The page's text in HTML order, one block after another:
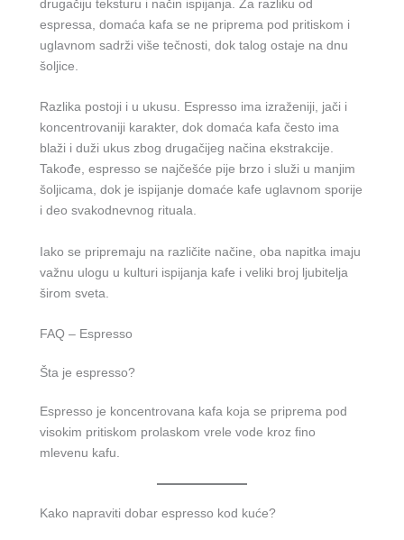
drugačiju teksturu i način ispijanja. Za razliku od
espressa, domaća kafa se ne priprema pod pritiskom i
uglavnom sadrži više tečnosti, dok talog ostaje na dnu
šoljice.
Razlika postoji i u ukusu. Espresso ima izraženiji, jači i
koncentrovaniji karakter, dok domaća kafa često ima
blaži i duži ukus zbog drugačijeg načina ekstrakcije.
Takođe, espresso se najčešće pije brzo i služi u manjim
šoljicama, dok je ispijanje domaće kafe uglavnom sporije
i deo svakodnevnog rituala.
Iako se pripremaju na različite načine, oba napitka imaju
važnu ulogu u kulturi ispijanja kafe i veliki broj ljubitelja
širom sveta.
FAQ – Espresso
Šta je espresso?
Espresso je koncentrovana kafa koja se priprema pod
visokim pritiskom prolaskom vrele vode kroz fino
mlevenu kafu.
Kako napraviti dobar espresso kod kuće?